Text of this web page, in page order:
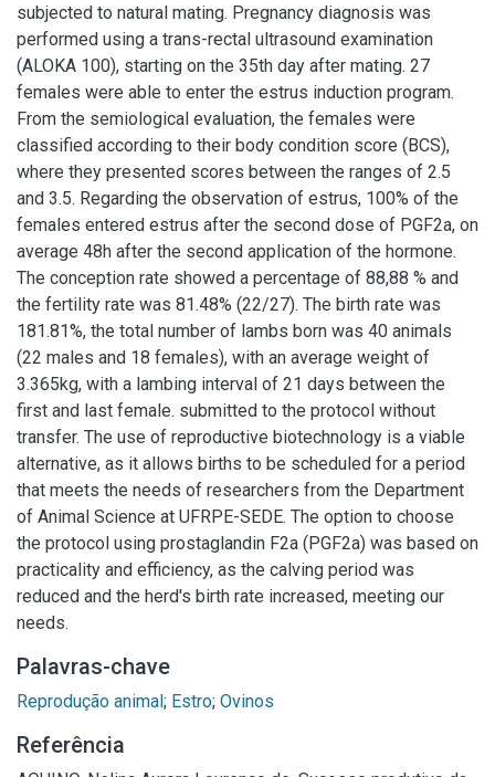
subjected to natural mating. Pregnancy diagnosis was
performed using a trans-rectal ultrasound examination
(ALOKA 100), starting on the 35th day after mating. 27
females were able to enter the estrus induction program.
From the semiological evaluation, the females were
classified according to their body condition score (BCS),
where they presented scores between the ranges of 2.5
and 3.5. Regarding the observation of estrus, 100% of the
females entered estrus after the second dose of PGF2a, on
average 48h after the second application of the hormone.
The conception rate showed a percentage of 88,88 % and
the fertility rate was 81.48% (22/27). The birth rate was
181.81%, the total number of lambs born was 40 animals
(22 males and 18 females), with an average weight of
3.365kg, with a lambing interval of 21 days between the
first and last female. submitted to the protocol without
transfer. The use of reproductive biotechnology is a viable
alternative, as it allows births to be scheduled for a period
that meets the needs of researchers from the Department
of Animal Science at UFRPE-SEDE. The option to choose
the protocol using prostaglandin F2a (PGF2a) was based on
practicality and efficiency, as the calving period was
reduced and the herd's birth rate increased, meeting our
needs.
Palavras-chave
Reprodução animal; Estro; Ovinos
Referência